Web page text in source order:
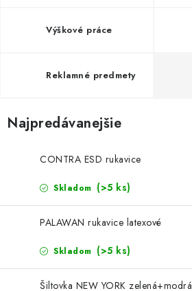
Výškové práce
Reklamné predmety
Najpredávanejšie
CONTRA ESD rukavice
Skladom (>5 ks)
PALAWAN rukavice latexové
Skladom (>5 ks)
Šiltovka NEW YORK zelená+modrá